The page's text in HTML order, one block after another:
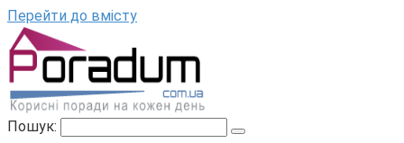
Перейти до вмісту
Пошук: